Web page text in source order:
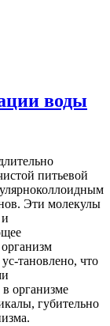
воды
питьевой
Эти молекулы
тановлено, что
организме
губительно